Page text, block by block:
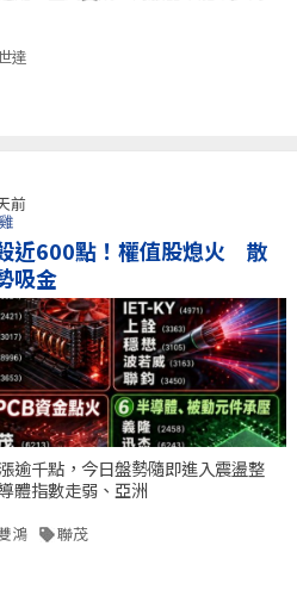
達
前
近600點！權值股熄火 散
吸金
逾千點，今日盤勢隨即進入震盪整
體指數走弱、亞洲
鴻 聯茂